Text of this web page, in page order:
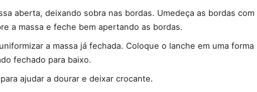
aberta, deixando sobra nas bordas. Umedeça as bordas com
a massa e feche bem apertando as bordas.
a massa já fechada. Coloque o lanche em uma forma
fechado para baixo.
ajudar a dourar e deixar crocante.